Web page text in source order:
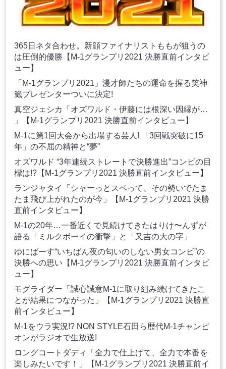
365日ネタ合わせ。新顔ファイナリストももが狙うの
は圧倒的優勝【M-1グランプリ2021 決勝直前インタビ
ュー】
「M-1グランプリ2021」漫才師たちの運命を握る笑神
籤プレゼンターついに決定!
真空ジェシカ「オズワルド・伊藤には根深い因縁が…
」【M-1グランプリ2021 決勝直前インタビュー】
M-1に第1回大会から出場する芸人! 「3回戦突破に15
年」の不屈の精神と“夢”
オズワルド “3年連続ストレートで決勝進出”コンビの目
標は!?【M-1グランプリ2021 決勝直前インタビュー】
ランジャタイ「シャーっとスベって、その勢いでたま
たま飛び上がれたのが今」【M-1グランプリ2021 決勝
直前インタビュー】
M-1の20年…一番近くで見続けてきたはりけ〜んずが
語る「ミルクボーイの衝撃」と「又吉の大の字」
ゆにばーす“いちばん夜の匂いのしない男女コンビ”の
決勝への思い【M-1グランプリ2021 決勝直前インタビ
ュー】
モグライダー「誠心誠意M-1に取り組み続けてきたこ
とが結果につながった」【M-1グランプリ2021 決勝直
前インタビュー】
M-1をウラ実況!? NON STYLE石田ら歴代M-1チャンピ
オンがラジオで生放送!
ロングコートダディ「全力で仕上げて、全力で本番を
楽しみたいです！」【M-1グランプリ2021 決勝直前イ